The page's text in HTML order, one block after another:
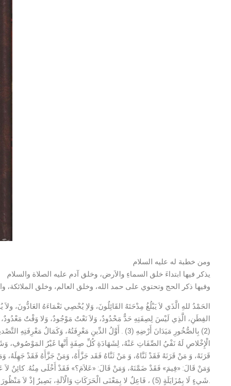
ومن خطبة له عليه السلام
يذكر فيها ابتداءَ خلق السماءِ والاَرض، وخلق آدم عليه الصلاة والسلام
وفيها ذكر الحج وتحتوي على حمد الله، وخلق العالم، وخلق الملائكة،
الحَمْدُ للهِ الَّذَي لاَ يَبْلُغُ مِدْحَتَهُ القَائِلُونَ، وَلاِ يُحْصِي نَعْمَاءَهُ العَادُّونَ،
(2) بِالصُّخُورِ مَيَدَانَ أَرْضِهِ (3) . أَوَّلُ الدِّينِ مَعْرِفَتُهُ،
الْإِخْلاصِ لَهُ نَفْيُ الصِّفَاتِ عَنْهُ، لِشَهَادَةِ كُلِّ صِفَةٍ أَنَّها غَيْرُ
قَرَنَهُ، وَ مَنْ قَرَنَهُ فَقَدْ ثَنَّاهُ، وَ مَنْ ثَنَّاهُ فَقَد جَزَّأَهُ، وَمَنْ جَزَّأَهُ فَقَدْ